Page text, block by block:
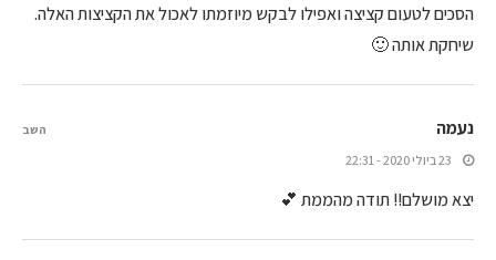
הסכים לטעום קציצה ואפילו לבקש מיוזמתו לאכול את הקציצות האלה.
שיחקת אותה 🙂
נעמה
23 ביולי 2020 - 22:31
יצא מושלם!! תודה מהממת 💕
השב